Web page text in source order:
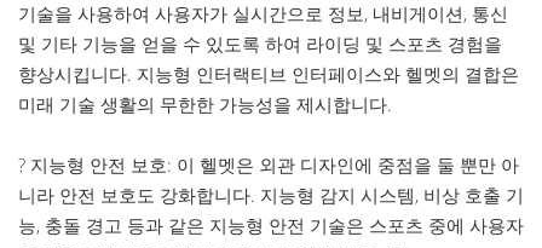
기술을 사용하여 사용자가 실시간으로 정보, 내비게이션, 통신
및 기타 기능을 얻을 수 있도록 하여 라이딩 및 스포츠 경험을
향상시킵니다. 지능형 인터랙티브 인터페이스와 헬멧의 결합은
미래 기술 생활의 무한한 가능성을 제시합니다.
? 지능형 안전 보호: 이 헬멧은 외관 디자인에 중점을 둘 뿐만 아
니라 안전 보호도 강화합니다. 지능형 감지 시스템, 비상 호출 기
능, 충돌 경고 등과 같은 지능형 안전 기술은 스포츠 중에 사용자